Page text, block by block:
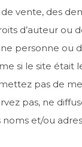
vente, des
d’auteur
personne
si le site était
pas de
pas, ne
et/ou